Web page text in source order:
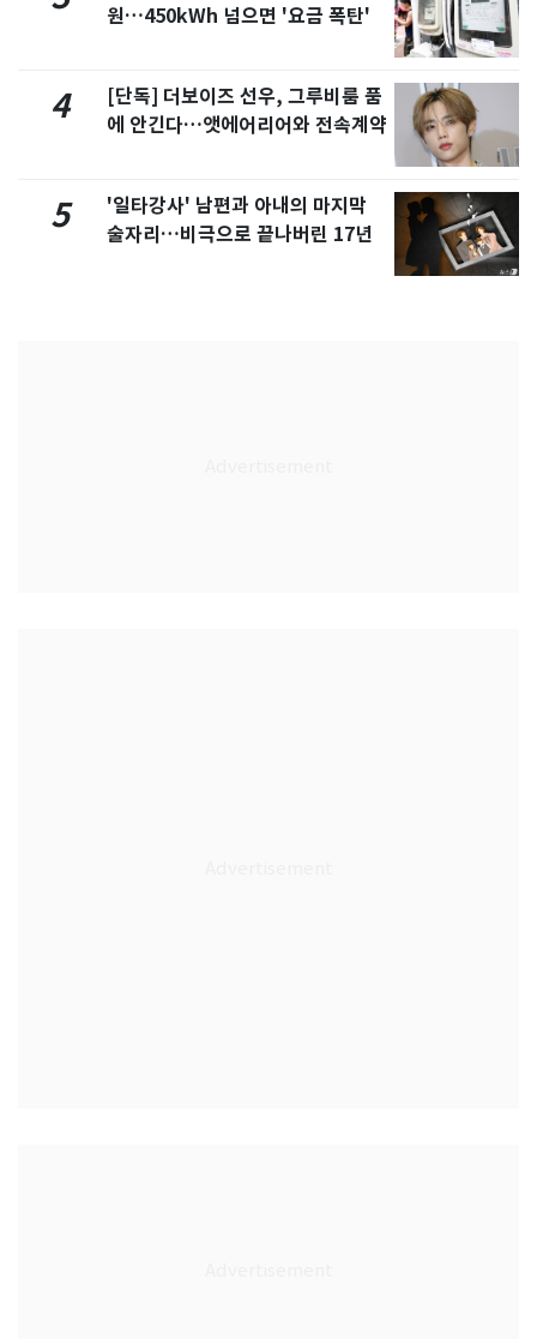
원…450kWh 넘으면 '요금 폭탄'
4
[단독] 더보이즈 선우, 그루비룸 품
에 안긴다…앳에어리어와 전속계약
5
'일타강사' 남편과 아내의 마지막
술자리…비극으로 끝나버린 17년